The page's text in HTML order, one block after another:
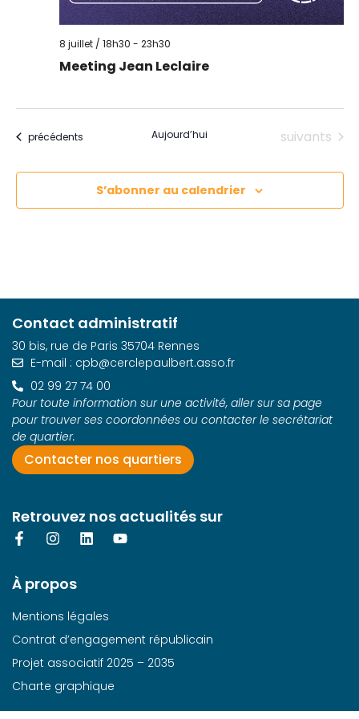
Meeting Jean Leclaire
8 juillet / 18h30 - 23h30
Évènements
précédents Aujourd’hui Évènements
suivants
S’abonner au calendrier
Retrouvez nos actualités sur
À propos
Mentions légales
Contrat d’engagement républicain
Projet associatif 2025 – 2035
Charte graphique
Contact administratif
30 bis, rue de Paris 35704 Rennes
E-mail : cpb@cerclepaulbert.asso.fr
02 99 27 74 00
Pour toute information sur une activité, aller sur sa page
pour trouver ses coordonnées ou contacter le secrétariat
de quartier.
Contacter nos quartiers